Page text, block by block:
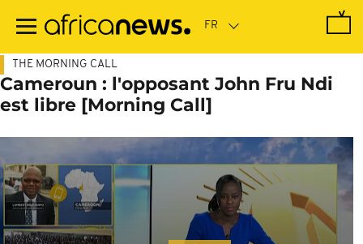
contenu
THE MORNING CALL
Cameroun : l'opposant John Fru Ndi
est libre [Morning Call]